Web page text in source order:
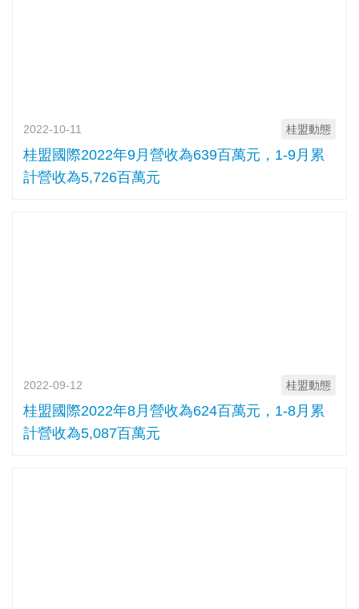
2022-10-11 桂盟動態
桂盟國際2022年9月營收為639百萬元，1-9月累
計營收為5,726百萬元
2022-09-12 桂盟動態
桂盟國際2022年8月營收為624百萬元，1-8月累
計營收為5,087百萬元